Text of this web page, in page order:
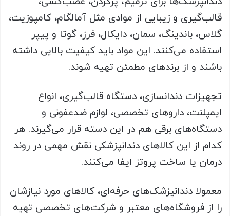
قالب‌گیری و زیبایی از موادی مثل آمالگام، کامپوزیت،
گلاس، باندینگ، سمان، دایکال، فرز، گوتا و پیپر
استفاده می‌کنند. این مواد باید کیفیت بالایی داشته
باشند و از برندهای مطمئن تهیه شوند.
تجهیزات دندانسازی، دستگاه قالب‌گیری، انواع
ایمپلنت، داروهای تخصصی، لوازم ضدعفونی و
دستگاه‌های برقی هم در این دسته قرار می‌گیرند. هر
کدام از این کالاهای دندانپزشکی نقش مهمی در روند
درمان یا ساخت پروتز ایفا می‌کنند.
معمولا دندانپزشک‌های حرفه‌ای، کالاهای مورد نیازشان
را از فروشگاه‌های معتبر و شرکت‌های تخصصی تهیه